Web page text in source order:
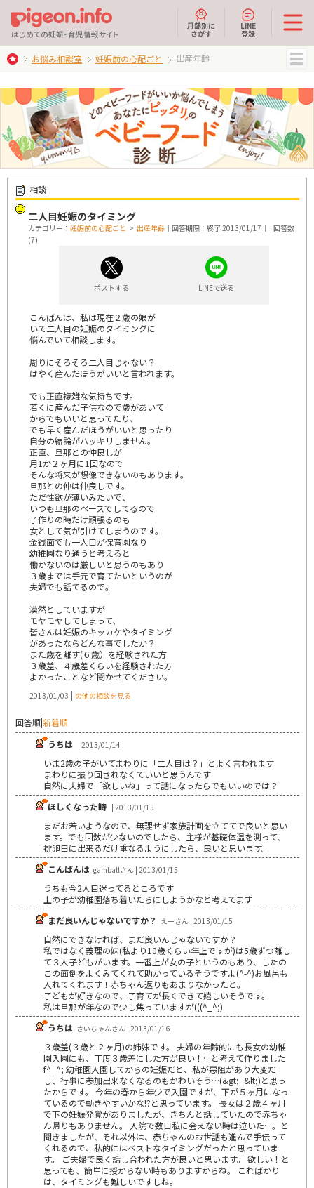
はじめての妊娠・育児情報サイト
月齢別に
さがす
LINE
登録
お悩み相談室 妊娠前の心配ごと 出産年齢
相談
二人目妊娠のタイミング
カテゴリー： 妊娠前の心配ごと > 出産年齢 ｜回答期限：終了 2013/01/17｜ | 回答数
(7)
ポストする LINEで送る
こんばんは、私は現在２歳の娘が
いて二人目の妊娠のタイミングに
悩んでいて相談します。
周りにそろそろ二人目じゃない？
はやく産んだほうがいいと言われます。
でも正直複雑な気持ちです。
若くに産んだ子供なので歳があいて
からでもいいと思ってたり、
でも早く産んだほうがいいと思ったり
自分の結論がハッキリしません。
正直、旦那との仲良しが
月1か２ヶ月に1回なので
そんな将来が想像できないのもあります。
旦那との仲は仲良しです。
ただ性欲が薄いみたいで、
いつも旦那のペースでしてるので
子作りの時だけ頑張るのも
女として気が引けてしまうのです。
金銭面でも一人目が保育園なり
幼稚園なり通うと考えると
働かないのは厳しいと思うのもあり
３歳までは手元で育てたいというのが
夫婦でも話てるので。
漠然としていますが
モヤモヤしてしまって、
皆さんは妊娠のキッカケやタイミング
があったならどんな事でしたか？
また歳を離す(６歳）を経験された方
３歳差、４歳差くらいを経験された方
よかったことなど聞かせてください。
2013/01/03 | の他の相談を見る
回答順|新着順
うちは | 2013/01/14
いま2歳の子がいてまわりに「二人目は？」とよく言われます
まわりに振り回されなくていいと思うんです
自然に夫婦で「欲しいね」って話になったらでもいいのでは？
ほしくなった時 | 2013/01/15
まだお若いようなので、無理せず家族計画を立ててで良いと思い
ます。でも回数が少ないのでしたら、主様が基礎体温を測って、
排卵日に出来るだけ重なるようにしたら、良いと思います。
こんばんは gamballさん | 2013/01/15
うちも今2人目迷ってるところです
上の子が幼稚園落ち着いたらにしようかなと考えてます
まだ良いんじゃないですか？
えーさん | 2013/01/15
自然にできなければ、まだ良いんじゃないですか？
私ではなく義理の妹(私より10歳くらい年上ですが)は5歳ずつ離し
て３人子どもがいます。一番上が女の子というのもあり、したの
この面倒をよくみてくれて助かっているそうですよ(^-^)お風呂も
入れてくれます！赤ちゃん返りもあまりなかったと。
子どもが好きなので、子育てが長くできて嬉しいそうです。
私は旦那が年なので少し焦っていますが(((^_^;)
うちは さいちゃんさん | 2013/01/16
３歳差(３歳と２ヶ月)の姉妹です。 夫婦の年齢的にも長女の幼稚
園入園にも、丁度３歳差にした方が良い！…と考えて作りました
f^_^; 幼稚園入園してからの妊娠だと、私が悪阻があり大変だ
し、行事に参加出来なくなるのもかわいそう…(&gt;_&lt;)と思っ
たからです。 今年の春から年少で入園ですが、下が５ヶ月になっ
ているので動きやすいかな!?と思っています。 長女は２歳４ヶ月
で下の妊娠発覚がありましたが、きちんと話していたので赤ちゃ
ん帰りもありません。 入院で数日私に会えない時は泣いた…。と
聞きましたが、それ以外は、赤ちゃんのお世話も進んで手伝って
くれるので、私的にはベストなタイミングだったと思っていま
す。 ご夫婦で良く話し合われた方が良いと思います。 欲しい！と
思っても、簡単に授からない時もありますからね。 こればかり
は、タイミングも難しいですしね。